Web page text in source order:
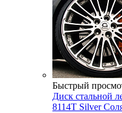
Быстрый
Диск стальной
8114T Silver